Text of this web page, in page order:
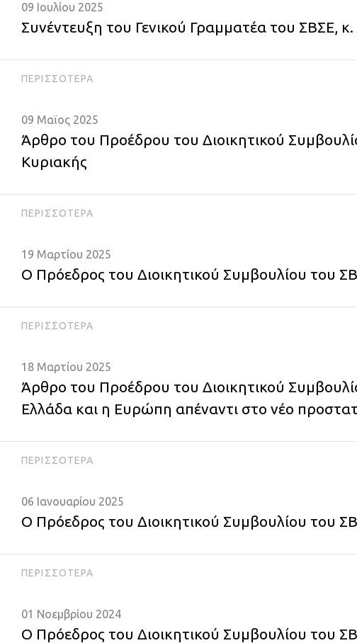
09 Ιουλίου 2025
Συνέντευξη του Γενικού Γραμματέα του ΣΒΣΕ,
ΠΕΡΙΣΣΌΤΕΡΑ
09 Μαϊος 2025
Άρθρο του Προέδρου του Διοικητικού
Κυριακής
ΠΕΡΙΣΣΌΤΕΡΑ
19 Μαρτίου 2025
Ο Πρόεδρος του Διοικητικού Συμβουλίου του
ΠΕΡΙΣΣΌΤΕΡΑ
18 Μαρτίου 2025
Άρθρο του Προέδρου του Διοικητικού
Ελλάδα και η Ευρώπη απέναντι στο νέο
ΠΕΡΙΣΣΌΤΕΡΑ
06 Ιανουαρίου 2025
Ο Πρόεδρος του Διοικητικού Συμβουλίου του
ΠΕΡΙΣΣΌΤΕΡΑ
01 Νοεμβρίου 2024
Ο Πρόεδρος του Διοικητικού Συμβουλίου του